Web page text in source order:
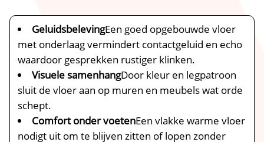
GeluidsbelevingEen goed opgebouwde vloer
met onderlaag vermindert contactgeluid en echo
waardoor gesprekken rustiger klinken.​
Visuele samenhangDoor kleur en legpatroon
sluit de vloer aan op muren en meubels wat orde
schept.​
Comfort onder voetenEen vlakke warme vloer
nodigt uit om te blijven zitten of lopen zonder